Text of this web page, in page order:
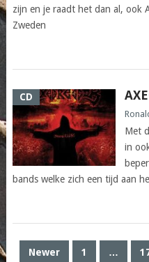
zijn en je raadt het dan al, ook
Zweden
CD
Met
in
bands welke zich een tijd aan
POSTS
Newer 1 …